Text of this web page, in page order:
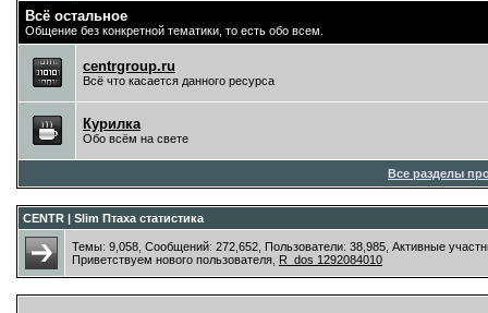
Всё остальное
Общение без конкретной тематики, то есть обо всем.
centrgroup.ru
Всё что касается данного ресурса
Курилка
Обо всём на свете
Все разделы
CENTR | Slim Птаха статистика
Темы: 9,058, Сообщений: 272,652, Пользователи: 38,985, Активные
Приветствуем нового пользователя, R_dos 1292084010